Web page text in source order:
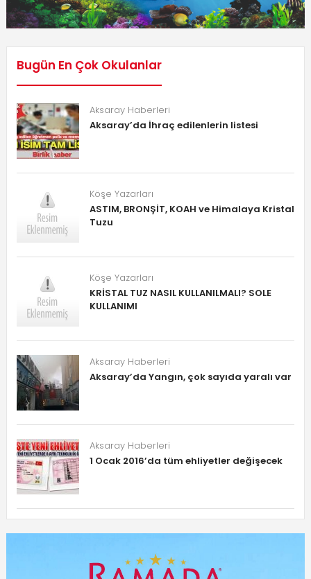
Bugün En Çok Okulanlar
Aksaray Haberleri
Aksaray’da İhraç edilenlerin listesi
Köşe Yazarları
ASTIM, BRONŞİT, KOAH ve Himalaya Kristal
Tuzu
Köşe Yazarları
KRİSTAL TUZ NASIL KULLANILMALI? SOLE
KULLANIMI
Aksaray Haberleri
Aksaray’da Yangın, çok sayıda yaralı var
Aksaray Haberleri
1 Ocak 2016’da tüm ehliyetler değişecek